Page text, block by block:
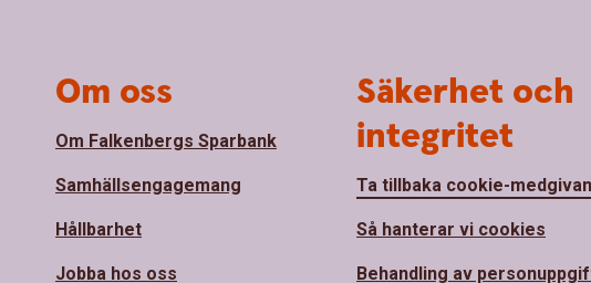
Om oss
Om Falkenbergs Sparbank
Samhällsengagemang
Hållbarhet
Jobba hos oss
Säkerhet och
integritet
Ta tillbaka cookie-
Så hanterar vi cookies
Behandling av